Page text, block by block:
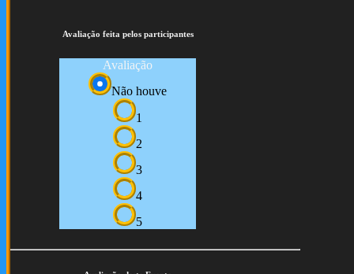
Avaliação feita pelos participantes
Avaliação
Não houve
1
2
3
4
5